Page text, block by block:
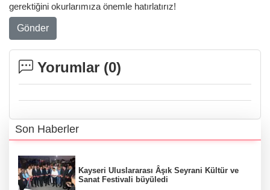
gerektiğini okurlarımıza önemle hatırlatırız!
Gönder
Yorumlar (0)
Son Haberler
Kayseri Uluslararası Âşık Seyrani Kültür ve
Sanat Festivali büyüledi